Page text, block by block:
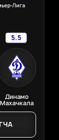
Лига
5.5
Динамо
Махачкала